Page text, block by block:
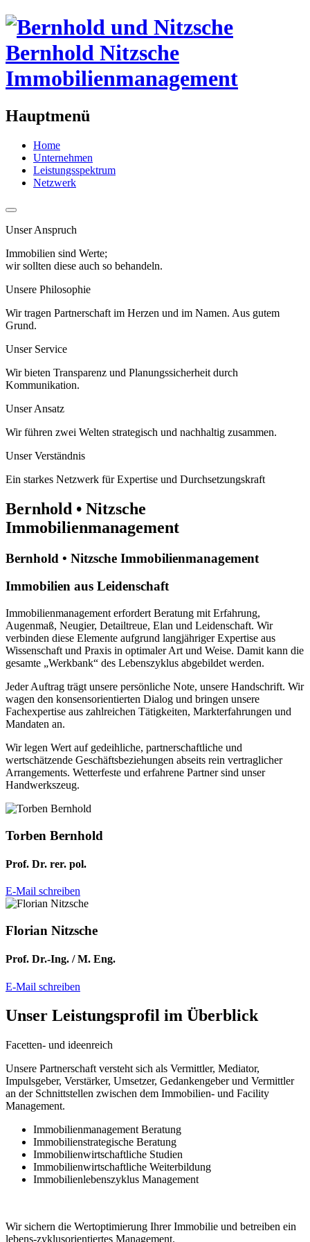
Bernhold Nitzsche
Immobilienmanagement
Hauptmenü
Home
Unternehmen
Leistungsspektrum
Netzwerk
Unser Anspruch
Immobilien sind Werte;
wir sollten diese auch so behandeln.
Unsere Philosophie
Wir tragen Partnerschaft im Herzen und im Namen. Aus gutem
Grund.
Unser Service
Wir bieten Transparenz und Planungssicherheit durch
Kommunikation.
Unser Ansatz
Wir führen zwei Welten strategisch und nachhaltig zusammen.
Unser Verständnis
Ein starkes Netzwerk für Expertise und Durchsetzungskraft
Bernhold • Nitzsche
Immobilienmanagement
Bernhold • Nitzsche Immobilienmanagement
Immobilien aus Leidenschaft
Immobilienmanagement erfordert Beratung mit Erfahrung,
Augenmaß, Neugier, Detailtreue, Elan und Leidenschaft. Wir
verbinden diese Elemente aufgrund langjähriger Expertise aus
Wissenschaft und Praxis in optimaler Art und Weise. Damit kann die
gesamte „Werkbank“ des Lebenszyklus abgebildet werden.
Jeder Auftrag trägt unsere persönliche Note, unsere Handschrift. Wir
wagen den konsensorientierten Dialog und bringen unsere
Fachexpertise aus zahlreichen Tätigkeiten, Markterfahrungen und
Mandaten an.
Wir legen Wert auf gedeihliche, partnerschaftliche und
wertschätzende Geschäftsbeziehungen abseits rein vertraglicher
Arrangements. Wetterfeste und erfahrene Partner sind unser
Handwerkszeug.
Torben Bernhold
Prof. Dr. rer. pol.
E-Mail schreiben
Florian Nitzsche
Prof. Dr.-Ing. / M. Eng.
E-Mail schreiben
Unser Leistungsprofil im Überblick
Facetten- und ideenreich
Unsere Partnerschaft versteht sich als Vermittler, Mediator,
Impulsgeber, Verstärker, Umsetzer, Gedankengeber und Vermittler
an der Schnittstellen zwischen dem Immobilien- und Facility
Management.
Immobilienmanagement Beratung
Immobilienstrategische Beratung
Immobilienwirtschaftliche Studien
Immobilienwirtschaftliche Weiterbildung
Immobilienlebenszyklus Management
Wir sichern die Wertoptimierung Ihrer Immobilie und betreiben ein
lebens-zyklusorientiertes Management.